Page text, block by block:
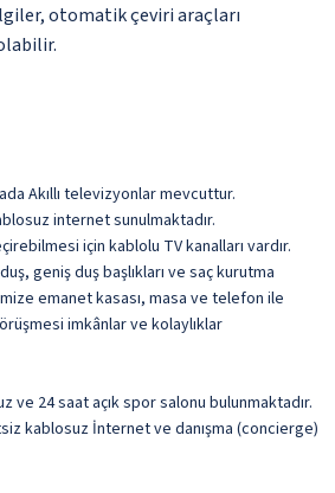
otomatik çeviri araçları
Akıllı televizyonlar mevcuttur.
internet sunulmaktadır.
için kablolu TV kanalları vardır.
geniş duş başlıkları ve saç kurutma
emanet kasası, masa ve telefon ile
imkânlar ve kolaylıklar
ve 24 saat açık spor salonu bulunmaktadır.
kablosuz İnternet ve danışma (concierge)